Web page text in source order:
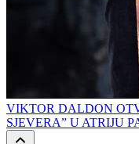
VIKTOR DALDON
SJEVERA” U ATRIJU